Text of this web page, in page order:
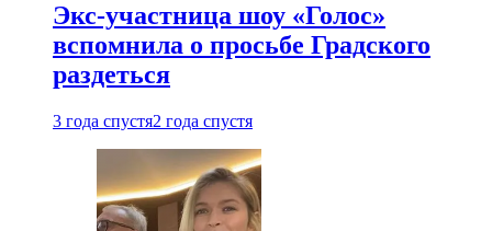
Экс-участница шоу «Голос»
вспомнила о просьбе Градского
раздеться
3 года спустя2 года спустя